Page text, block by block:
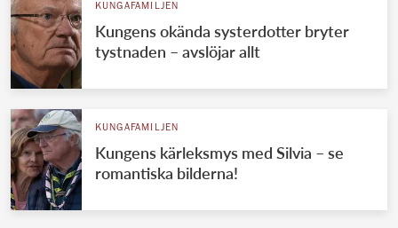
KUNGAFAMILJEN
Kungens okända systerdotter bryter
tystnaden – avslöjar allt
KUNGAFAMILJEN
Kungens kärleksmys med Silvia – se
romantiska bilderna!